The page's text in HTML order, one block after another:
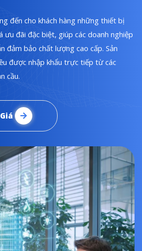
đến cho khách hàng những thiết bị
ưu đãi đặc biệt, giúp các doanh nghiệp
đảm bảo chất lượng cao cấp. Sản
được nhập khẩu trực tiếp từ các
cầu.